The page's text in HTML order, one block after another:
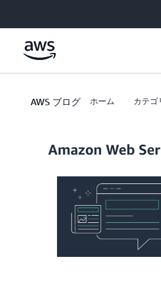
AWS ブログ ホーム カテゴ
Amazon Web